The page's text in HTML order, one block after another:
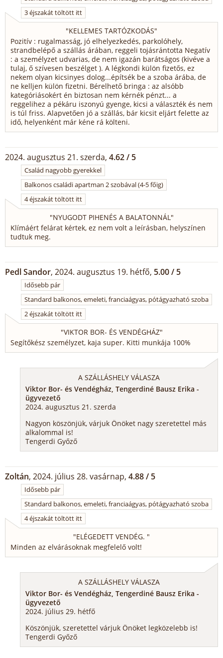
3 éjszakát töltött itt
"KELLEMES TARTÓZKODÁS"
Pozitív : rugalmasság, jó elhelyezkedés, parkolóhely,
strandbelépő a szállás árában, reggeli tojásrántotta Negatív
: a személyzet udvarias, de nem igazán barátságos (kivéve a
tulaj, ő szívesen beszélget ). A légkondi külön fizetős, ez
nekem olyan kicsinyes dolog...építsék be a szoba árába, de
ne kelljen külön fizetni. Bérelhető bringa : az alsóbb
kategóriásokért én biztosan nem kérnék pénzt... a
reggelihez a pékáru iszonyú gyenge, kicsi a választék és nem
is túl friss. Alapvetően jó a szállás, bár kicsit eljárt felette az
idő, helyenként már kéne rá költeni.
2024. augusztus 21. szerda, 4.62 / 5
Család nagyobb gyerekkel
Balkonos családi apartman 2 szobával (4-5 főig)
4 éjszakát töltött itt
"NYUGODT PIHENÉS A BALATONNÁL"
Klímáért felárat kértek, ez nem volt a leírásban, helyszínen
tudtuk meg.
Pedl Sandor, 2024. augusztus 19. hétfő, 5.00 / 5
Idősebb pár
Standard balkonos, emeleti, franciaágyas, pótágyazható szoba
2 éjszakát töltött itt
"VIKTOR BOR- ÉS VENDÉGHÁZ"
Segítőkész személyzet, kaja super. Kitti munkája 100%
A SZÁLLÁSHELY VÁLASZA
Viktor Bor- és Vendégház, Tengerdiné Bausz Erika -
ügyvezető
2024. augusztus 21. szerda
Nagyon köszönjük, várjuk Önöket nagy szeretettel más
alkalommal is!
Tengerdi Győző
Zoltán, 2024. július 28. vasárnap, 4.88 / 5
Idősebb pár
Standard balkonos, emeleti, franciaágyas, pótágyazható szoba
4 éjszakát töltött itt
"ELÉGEDETT VENDÉG. "
Minden az elvárásoknak megfelelő volt!
A SZÁLLÁSHELY VÁLASZA
Viktor Bor- és Vendégház, Tengerdiné Bausz Erika -
ügyvezető
2024. július 29. hétfő
Köszönjük, szeretettel várjuk Önöket legközelebb is!
Tengerdi Győző